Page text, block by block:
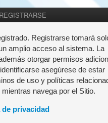
REGISTRARSE
Registrarse tomará
amplio acceso al sistema. La
otorgar permisos
asegúrese de estar
de uso y políticas
navega por el Sitio.
de privacidad